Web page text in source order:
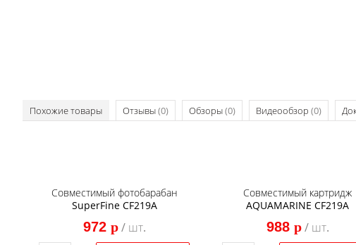
Похожие товары Отзывы(0) Обзоры(0) Видеообзор (0)
Совместимый фотобарабан
SuperFine CF219A
972 p/ шт.
Совместимый картридж
AQUAMARINE CF219A
988 p/ шт.